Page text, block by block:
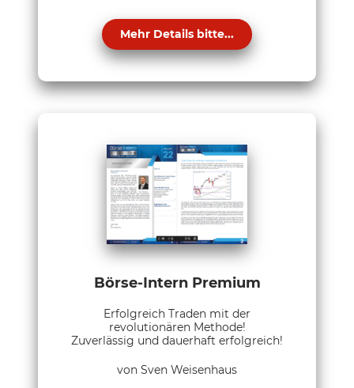
Mehr Details bitte...
Börse-Intern Premium
Erfolgreich Traden mit der
revolutionären Methode!
Zuverlässig und dauerhaft erfolgreich!
von Sven Weisenhaus